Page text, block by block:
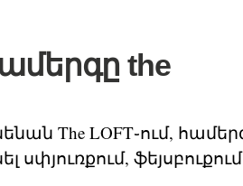
the
The LOFT֊ում,
սփյուռքում, ֆեյսբուքում